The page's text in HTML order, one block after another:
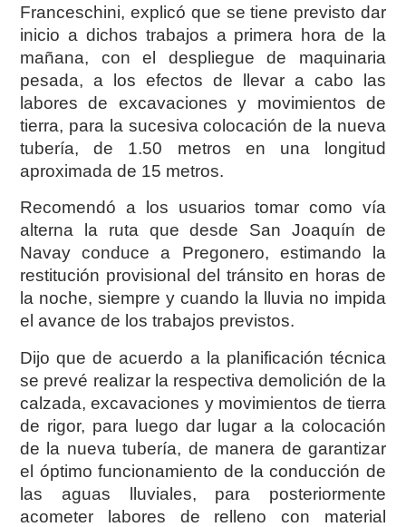
Franceschini, explicó que se tiene previsto dar
inicio a dichos trabajos a primera hora de la
mañana, con el despliegue de maquinaria
pesada, a los efectos de llevar a cabo las
labores de excavaciones y movimientos de
tierra, para la sucesiva colocación de la nueva
tubería, de 1.50 metros en una longitud
aproximada de 15 metros.
Recomendó a los usuarios tomar como vía
alterna la ruta que desde San Joaquín de
Navay conduce a Pregonero, estimando la
restitución provisional del tránsito en horas de
la noche, siempre y cuando la lluvia no impida
el avance de los trabajos previstos.
Dijo que de acuerdo a la planificación técnica
se prevé realizar la respectiva demolición de la
calzada, excavaciones y movimientos de tierra
de rigor, para luego dar lugar a la colocación
de la nueva tubería, de manera de garantizar
el óptimo funcionamiento de la conducción de
las aguas lluviales, para posteriormente
acometer labores de relleno con material